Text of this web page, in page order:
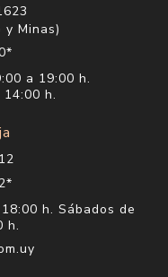
Minas)
a 19:00 h.
h.
h. Sábados de
h.